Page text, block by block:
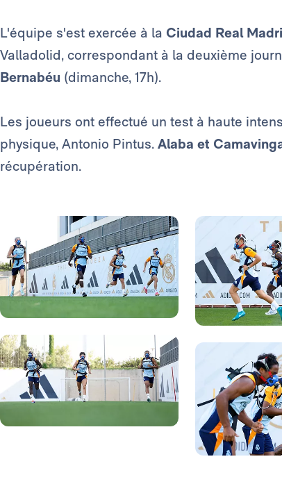
L'équipe s'est exercée à la Ciudad Real
Valladolid, correspondant à la deuxième
Bernabéu (dimanche, 17h).
Les joueurs ont effectué un test à haute
physique, Antonio Pintus. Alaba et
récupération.